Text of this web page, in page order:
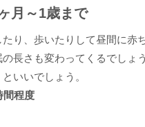
月～1歳まで
り、歩いたりして昼間に赤
長さも変わってくるでしょ
いいでしょう。
間程度